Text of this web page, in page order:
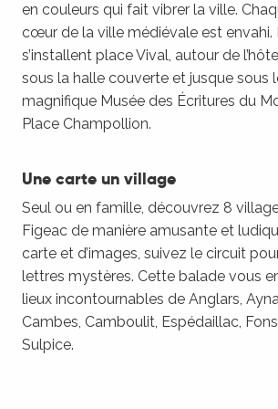
en couleurs qui fait vibrer la ville.
cœur de la ville médiévale est envahi.
s’installent place Vival, autour de
sous la halle couverte et jusque sous
magnifique Musée des Écritures du
Place Champollion.
Une carte un village
Seul ou en famille, découvrez 8
Figeac de manière amusante et
carte et d’images, suivez le circuit
lettres mystères. Cette balade vous
lieux incontournables de Anglars,
Cambes, Camboulit, Espédaillac,
Sulpice.